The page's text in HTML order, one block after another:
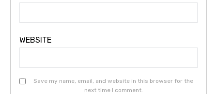
WEBSITE
Save my name, email, and website in this browser for the
next time I comment.